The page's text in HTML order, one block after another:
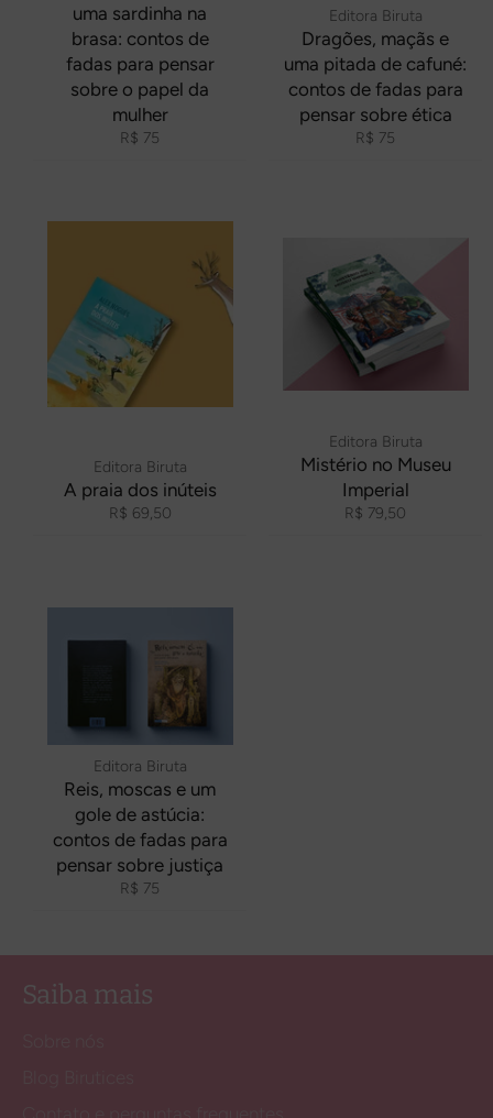
uma sardinha na
brasa: contos de
fadas para pensar
sobre o papel da
mulher
Preço
R$ 75
Editora Biruta
Dragões, maçãs e
uma pitada de cafuné:
contos de fadas para
pensar sobre ética
Preço
R$ 75
Editora Biruta
A praia dos inúteis
Preço
R$ 69,50
Editora Biruta
Mistério no Museu
Imperial
Preço
R$ 79,50
Editora Biruta
Reis, moscas e um
gole de astúcia:
contos de fadas para
pensar sobre justiça
Preço
R$ 75
Saiba mais